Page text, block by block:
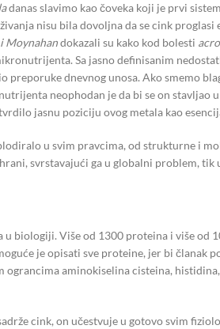
danas slavimo kao čoveka koji je prvi
nisu bila dovoljna da se cink
Moynahandokazali su kako kod bolesti
Sa jasno definisanim
preporuke dnevnog unosa. Ako smemo
neophodan je da bi se on
jasnu poziciju ovog metala kao
u svim pravcima, od strukturne i
svrstavajući ga u globalni problem, tik
biologiji. Više od 1300 proteina i više
je opisati sve proteine, jer bi
ograncima aminokiselina cisteina,
cink, on učestvuje u gotovo svim